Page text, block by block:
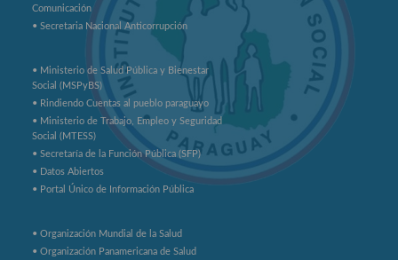
Comunicación
• Secretaria Nacional Anticorrupción
• Ministerio de Salud Pública y Bienestar
Social (MSPyBS)
• Rindiendo Cuentas al pueblo paraguayo
• Ministerio de Trabajo, Empleo y Seguridad
Social (MTESS)
• Secretaría de la Función Pública (SFP)
• Datos Abiertos
• Portal Único de Información Pública
• Organización Mundial de la Salud
• Organización Panamericana de Salud